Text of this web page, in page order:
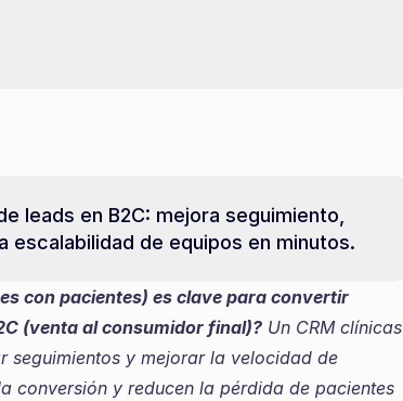
leads en B2C: mejora seguimiento,
escalabilidad de equipos en minutos.
con pacientes) es clave para convertir
(venta al consumidor final)? Un CRM clínicas
seguimientos y mejorar la velocidad de
conversión y reducen la pérdida de pacientes